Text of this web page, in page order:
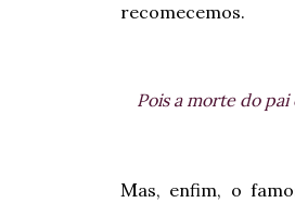
recomecemos.
Pois a morte do
Mas, enfim, o